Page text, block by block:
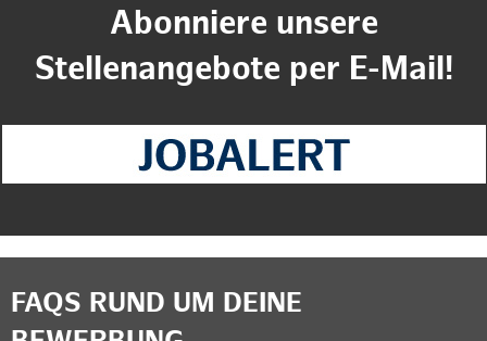
Abonniere unsere
Stellenangebote per E-Mail!
FAQS RUND UM DEINE